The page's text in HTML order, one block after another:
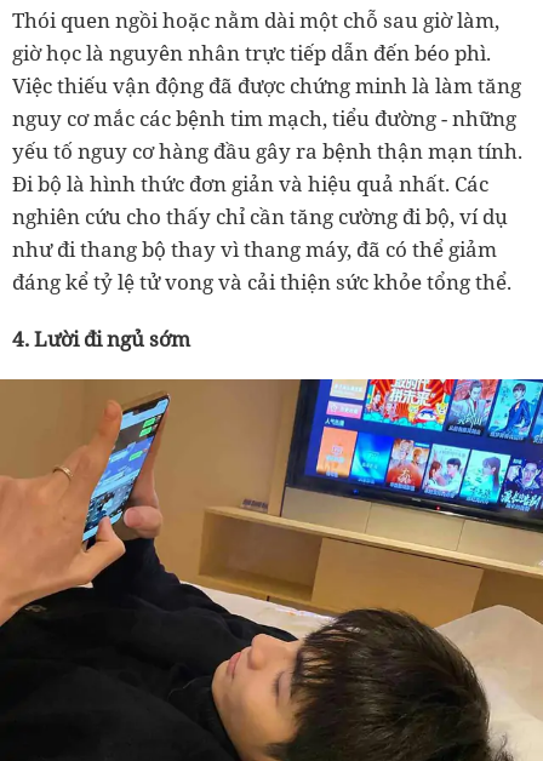
Thói quen ngồi hoặc nằm dài một chỗ sau giờ làm,
giờ học là nguyên nhân trực tiếp dẫn đến béo phì.
Việc thiếu vận động đã được chứng minh là làm tăng
nguy cơ mắc các bệnh tim mạch, tiểu đường - những
yếu tố nguy cơ hàng đầu gây ra bệnh thận mạn tính.
Đi bộ là hình thức đơn giản và hiệu quả nhất. Các
nghiên cứu cho thấy chỉ cần tăng cường đi bộ, ví dụ
như đi thang bộ thay vì thang máy, đã có thể giảm
đáng kể tỷ lệ tử vong và cải thiện sức khỏe tổng thể.
4. Lười đi ngủ sớm